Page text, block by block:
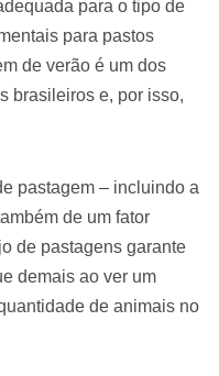
para o tipo de
para pastos
de verão é um dos
brasileiros e, por isso,
pastagem – incluindo a
de um fator
de pastagens garante
demais ao ver um
de animais no